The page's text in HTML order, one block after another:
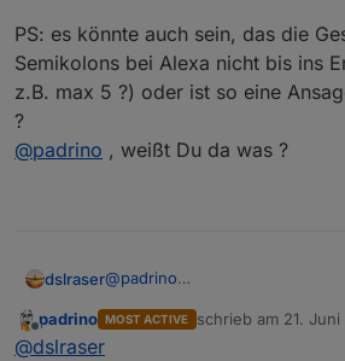
PS: es könnte auch sein, das die
Semikolons bei Alexa nicht bis ins
z.B. max 5 ?) oder ist so eine
?
@padrino , weißt Du da was ?
dslraser@padrino
Ich habe nun doch noch mal
Offline
padrino MOST ACTIVE schrieb am 21.
zuletzt editiert von
@dslraser